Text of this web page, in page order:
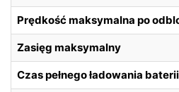
Prędkość maksymalna po
Zasięg maksymalny
Czas pełnego ładowania baterii